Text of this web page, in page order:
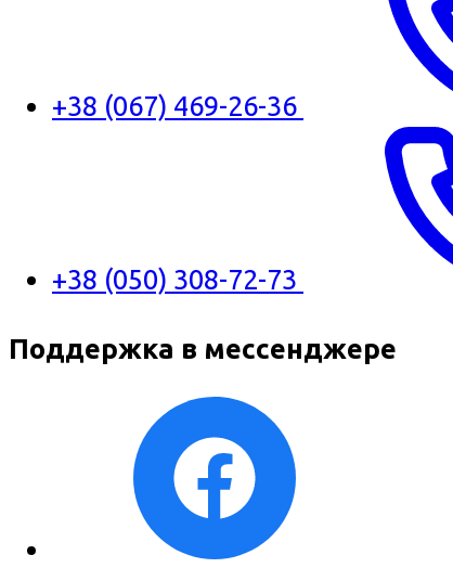
+38 (067) 469-26-36
+38 (050) 308-72-73
Поддержка в мессенджере